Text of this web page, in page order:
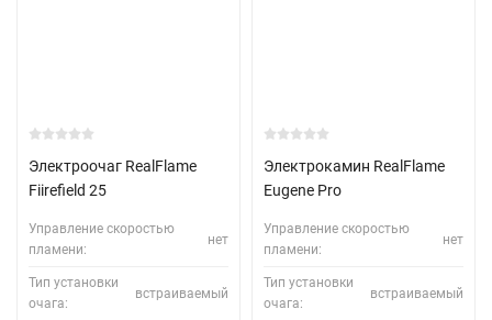
Электроочаг RealFlame
Fiirefield 25
Управление скоростью
пламени:
нет
Тип установки
очага:
встраиваемый
Электрокамин RealFlame
Eugene Pro
Управление скоростью
пламени:
нет
Тип установки
очага:
встраиваемый